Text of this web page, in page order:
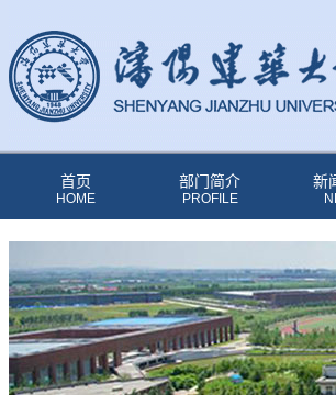
首页
HOME
部门简介
PROFILE
新